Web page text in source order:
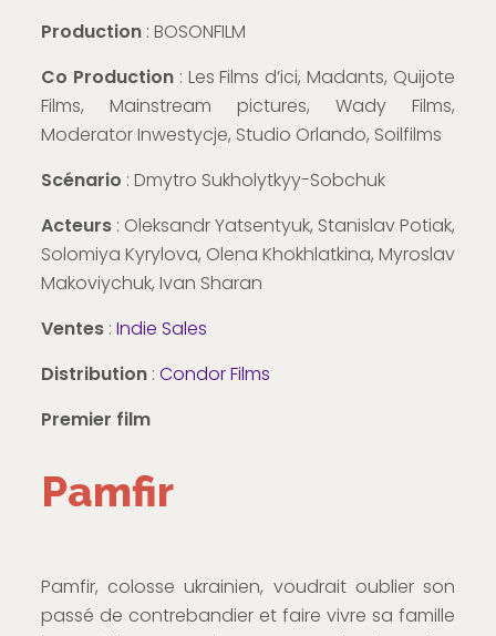
Production : BOSONFILM
Co Production : Les Films d’ici, Madants, Quijote
Films, Mainstream pictures, Wady Films,
Moderator Inwestycje, Studio Orlando, Soilfilms
Scénario : Dmytro Sukholytkyy-Sobchuk
Acteurs: Oleksandr Yatsentyuk, Stanislav Potiak,
Solomiya Kyrylova, Olena Khokhlatkina, Myroslav
Makoviychuk, Ivan Sharan
Ventes : Indie Sales
Distribution: Condor Films
Premier film
Pamfir
Pamfir, colosse ukrainien, voudrait oublier son
passé de contrebandier et faire vivre sa famille